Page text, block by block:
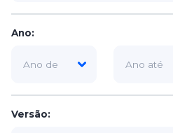
Ano:
Versão: